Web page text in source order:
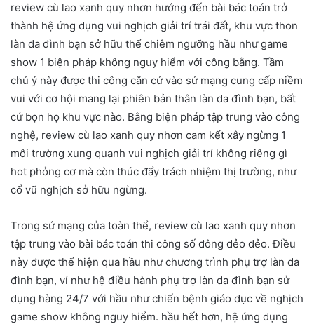
review cù lao xanh quy nhơn hướng đến bài bác toán trở
thành hệ ứng dụng vui nghịch giải trí trái đất, khu vực thon
làn da đình bạn sở hữu thể chiêm ngưỡng hầu như game
show 1 biện pháp không nguy hiểm với công bằng. Tầm
chú ý này được thi công căn cứ vào sứ mạng cung cấp niềm
vui với cơ hội mang lại phiên bản thân làn da đình bạn, bất
cứ bọn họ khu vực nào. Bằng biện pháp tập trung vào công
nghệ, review cù lao xanh quy nhơn cam kết xây ngừng 1
môi trường xung quanh vui nghịch giải trí không riêng gì
hot phỏng cơ mà còn thúc đẩy trách nhiệm thị trường, như
cổ vũ nghịch sở hữu ngừng.
Trong sứ mạng của toàn thể, review cù lao xanh quy nhơn
tập trung vào bài bác toán thi công số đông dẻo dẻo. Điều
này được thể hiện qua hầu như chương trình phụ trợ làn da
đình bạn, ví như hệ điều hành phụ trợ làn da đình bạn sử
dụng hàng 24/7 với hầu như chiến bệnh giáo dục về nghịch
game show không nguy hiểm. hầu hết hơn, hệ ứng dụng